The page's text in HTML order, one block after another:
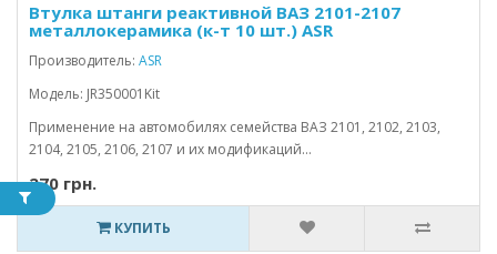
Втулка штанги реактивной ВАЗ 2101-2107
металлокерамика (к-т 10 шт.) ASR
Производитель: ASR
Модель: JR350001Kit
Применение на автомобилях семейства ВАЗ 2101, 2102, 2103,
2104, 2105, 2106, 2107 и их модификаций...
270 грн.
КУПИТЬ